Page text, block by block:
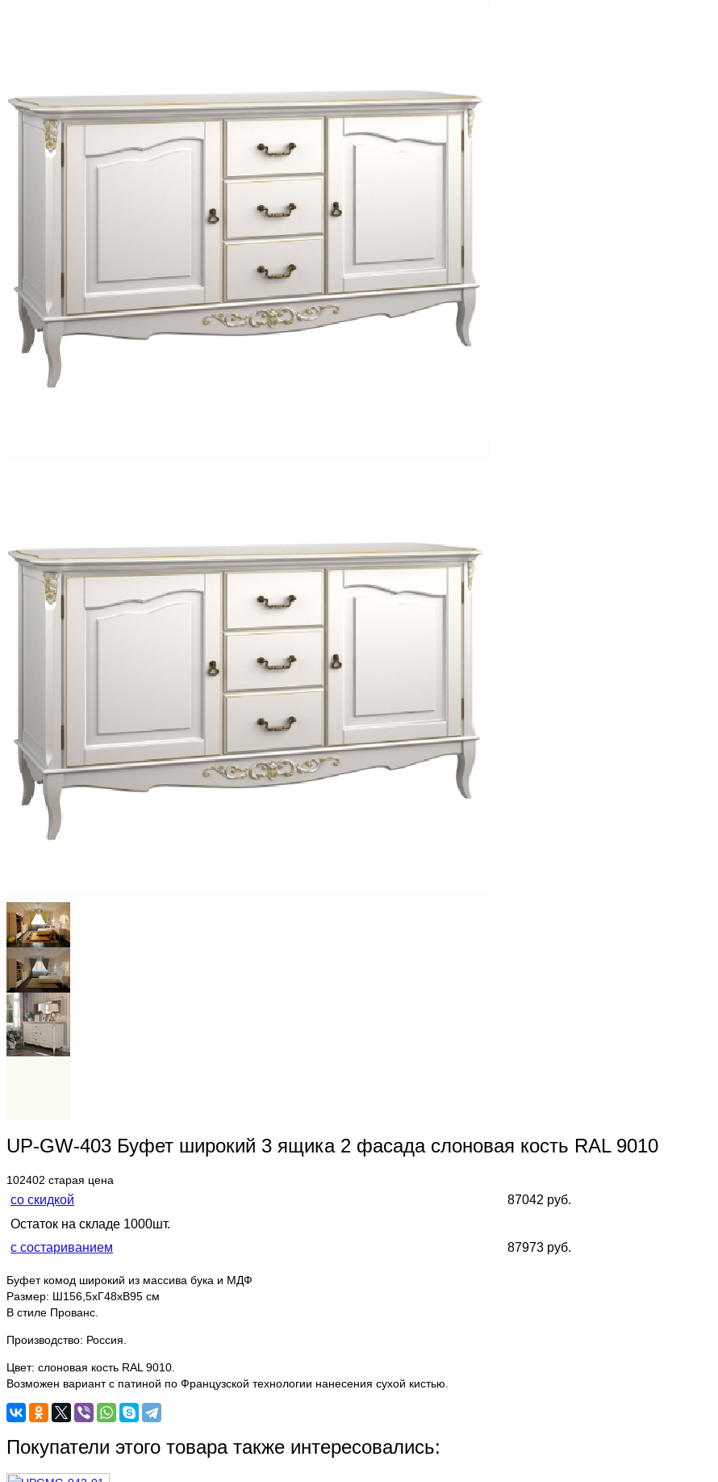
UP-GW-403 Буфет широкий 3 ящика 2 фасада слоновая кость RAL 9010
102402 старая цена
со скидкой
87042 руб.
Остаток на складе 1000шт.
с состариванием
87973 руб.
Буфет комод широкий из массива бука и МДФ
Размер: Ш156,5хГ48хВ95 см
В стиле Прованс.
Производство: Россия.
Цвет: слоновая кость RAL 9010.
Возможен вариант с патиной по Французской технологии нанесения сухой кистью.
Покупатели этого товара также интересовались: